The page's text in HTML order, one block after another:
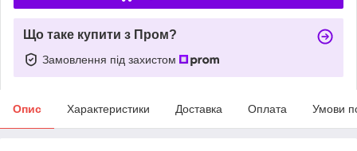
Що таке купити з Пром?
Замовлення під захистом
Опис Характеристики Доставка Оплата Умови